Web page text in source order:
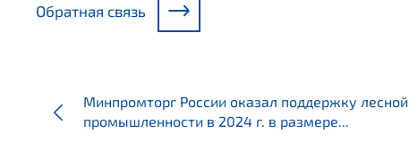
Обратная связь
Минпромторг России оказал поддержку лесной
промышленности в 2024 г. в размере...